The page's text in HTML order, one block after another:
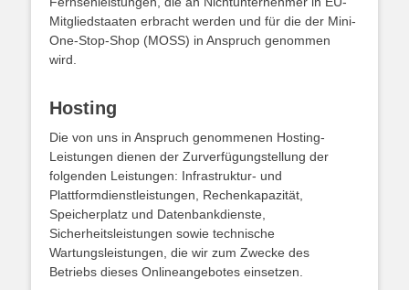
Mitgliedstaaten erbracht werden und für die der Mini-
One-Stop-Shop (MOSS) in Anspruch genommen
wird.
Hosting
Die von uns in Anspruch genommenen Hosting-
Leistungen dienen der Zurverfügungstellung der
folgenden Leistungen: Infrastruktur- und
Plattformdienstleistungen, Rechenkapazität,
Speicherplatz und Datenbankdienste,
Sicherheitsleistungen sowie technische
Wartungsleistungen, die wir zum Zwecke des
Betriebs dieses Onlineangebotes einsetzen.